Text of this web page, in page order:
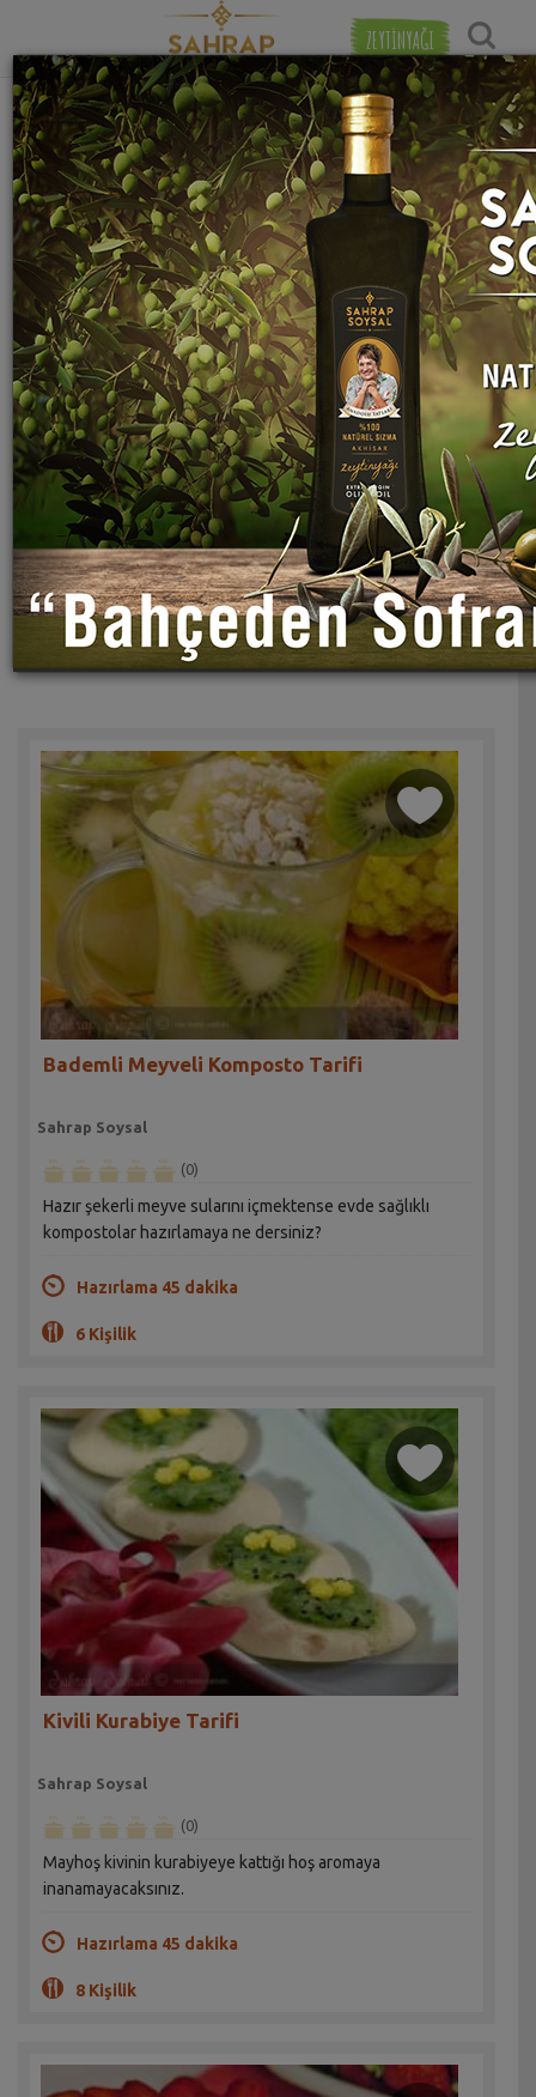
ZEYTİNYAĞI
"Kivi " etiketiyle eşleşen (15) tarif bulundu. Popülerlik
Bademli Meyveli Komposto Tarifi
Sahrap Soysal
(0)
Hazır şekerli meyve sularını içmektense evde sağlıklı
kompostolar hazırlamaya ne dersiniz?
Hazırlama 45 dakika
6 Kişilik
Kivili Kurabiye Tarifi
Sahrap Soysal
(0)
Mayhoş kivinin kurabiyeye kattığı hoş aromaya
inanamayacaksınız.
Hazırlama 45 dakika
8 Kişilik